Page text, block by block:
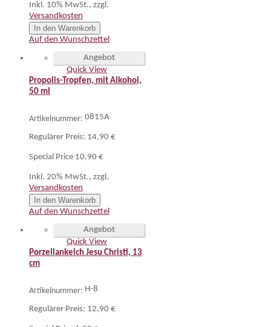
Inkl. 10% MwSt., zzgl.
Versandkosten
In den Warenkorb
Auf den Wunschzettel
Angebot
Quick View
Propolis-Tropfen, mit Alkohol,
50 ml
Artikelnummer: 0815A
Regulärer Preis: 14,90 €
Special Price 10,90 €
Inkl. 20% MwSt., zzgl.
Versandkosten
In den Warenkorb
Auf den Wunschzettel
Angebot
Quick View
Porzellankelch Jesu Christi, 13
cm
Artikelnummer: H-8
Regulärer Preis: 12,90 €